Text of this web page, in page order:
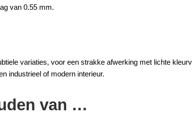
van 0.55 mm.
variaties, voor een strakke afwerking met lichte
industrieel of modern interieur.
van …